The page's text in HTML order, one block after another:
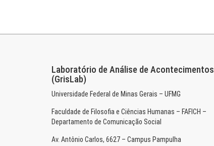
Laboratório de Análise de Acontecimentos
(GrisLab)
Universidade Federal de Minas Gerais – UFMG
Faculdade de Filosofia e Ciências Humanas – FAFICH –
Departamento de Comunicação Social
Av. Antônio Carlos, 6627 – Campus Pampulha